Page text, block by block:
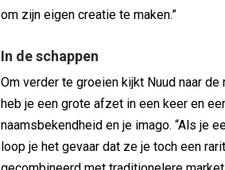
om zijn eigen creatie te maken.”
In de schappen
Om verder te groeien kijkt Nuud naar
heb je een grote afzet in een keer en
naamsbekendheid en je imago. “Als je
loop je het gevaar dat ze je toch een